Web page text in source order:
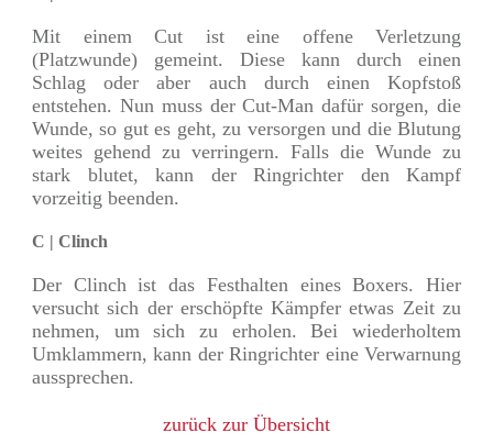
Mit einem Cut ist eine offene Verletzung
(Platzwunde) gemeint. Diese kann durch einen
Schlag oder aber auch durch einen Kopfstoß
entstehen. Nun muss der Cut-Man dafür sorgen, die
Wunde, so gut es geht, zu versorgen und die Blutung
weites gehend zu verringern. Falls die Wunde zu
stark blutet, kann der Ringrichter den Kampf
vorzeitig beenden.
C | Clinch
Der Clinch ist das Festhalten eines Boxers. Hier
versucht sich der erschöpfte Kämpfer etwas Zeit zu
nehmen, um sich zu erholen. Bei wiederholtem
Umklammern, kann der Ringrichter eine Verwarnung
aussprechen.
zurück zur Übersicht